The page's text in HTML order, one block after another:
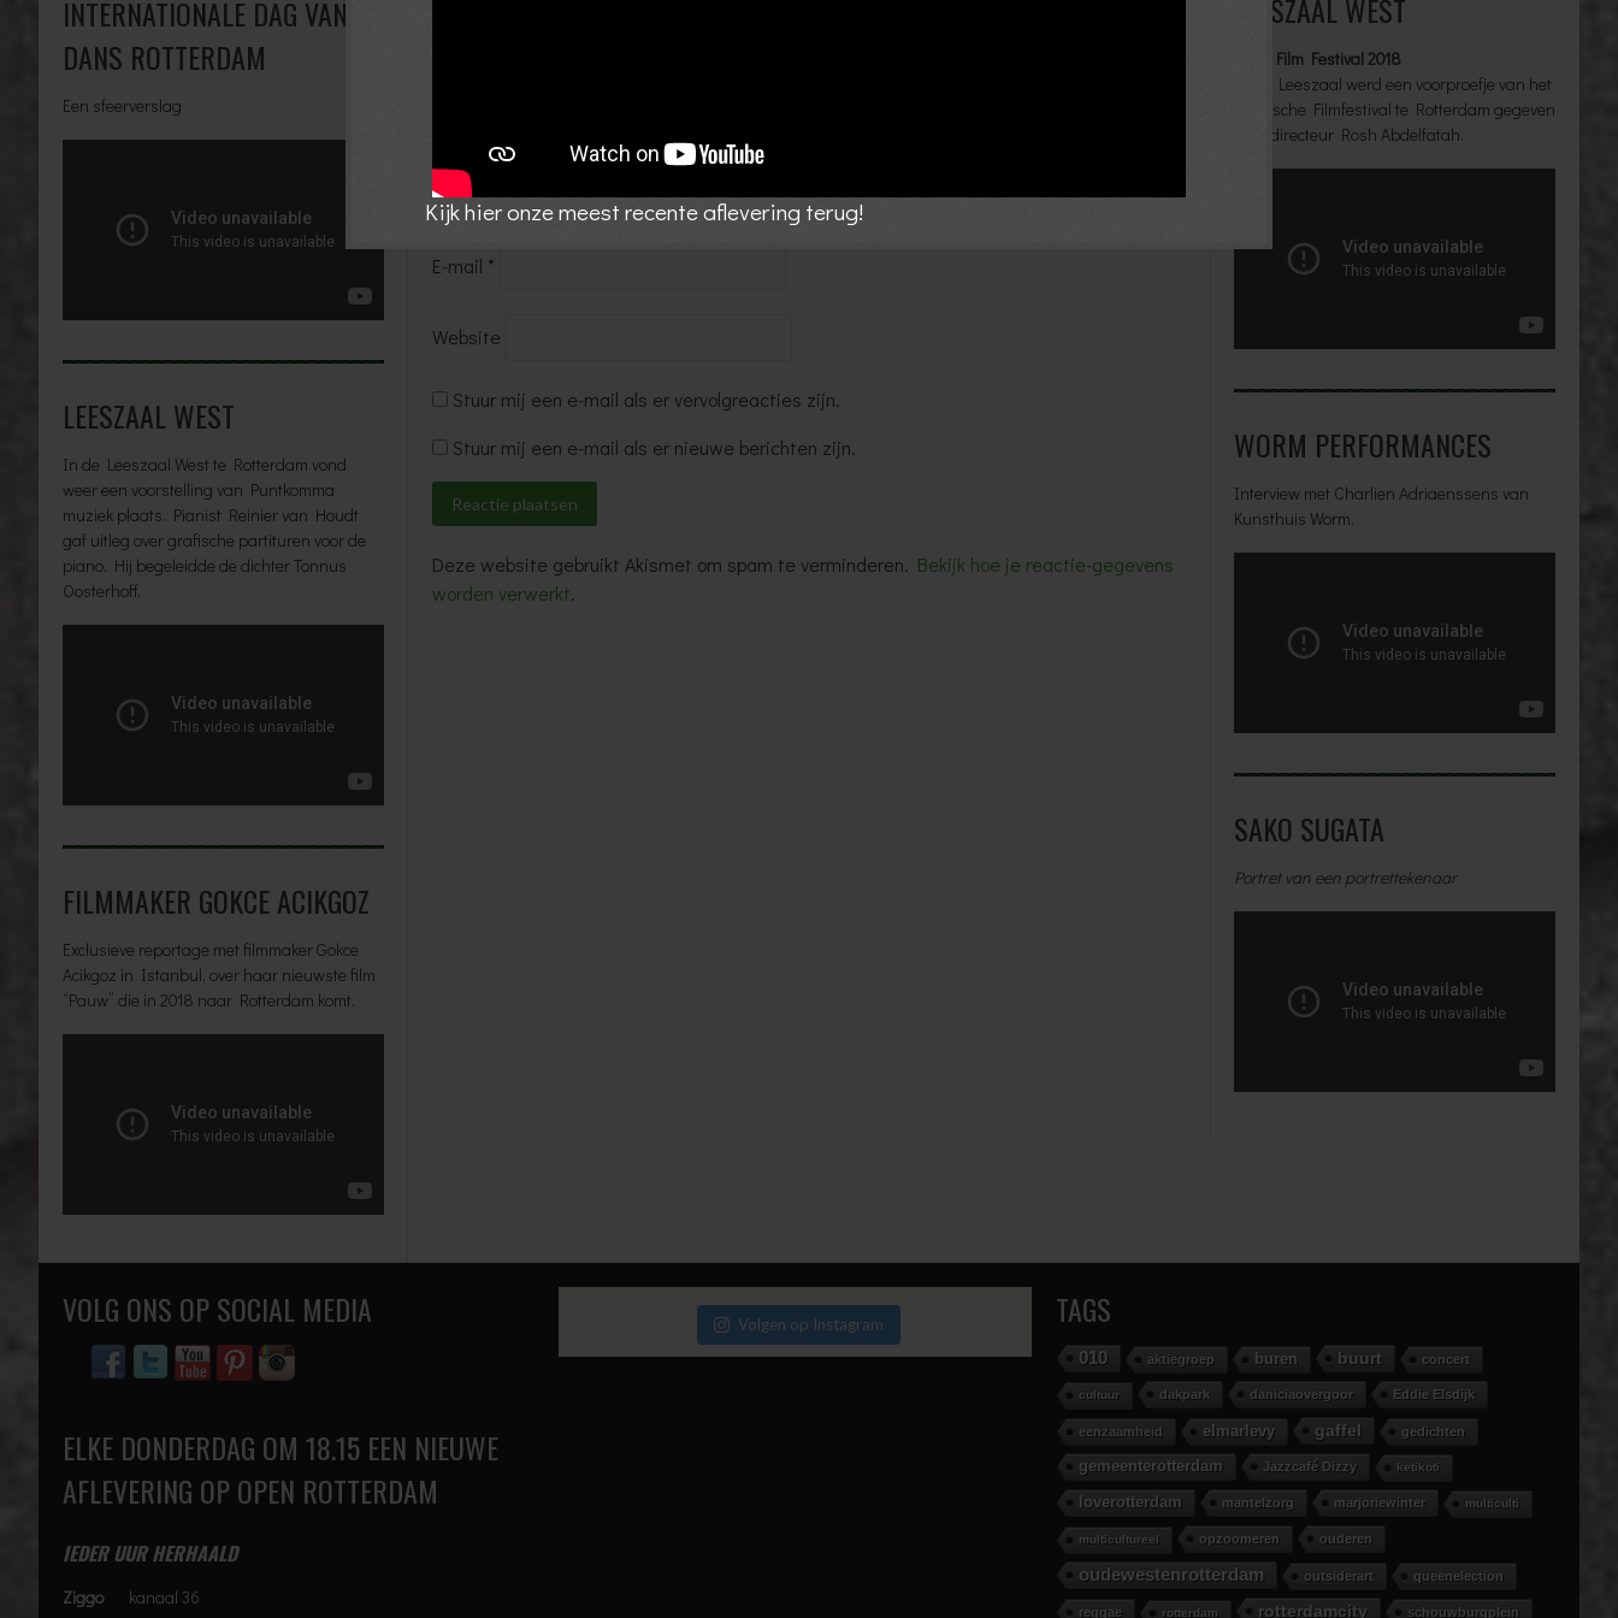
Kijk hier onze meest recente aflevering terug!
Naam*
E-mail *
Website
Stuur mij een e-mail als er vervolgreacties zijn.
Stuur mij een e-mail als er nieuwe berichten zijn.
Deze website gebruikt Akismet om spam te verminderen. Bekijk hoe je reactie-gegevens
worden verwerkt.
INTERNATIONALE DAG VAN DE
DANS ROTTERDAM
Een sfeerverslag
LEESZAAL WEST
In de Leeszaal West te Rotterdam vond
weer een voorstelling van Puntkomma
muziek plaats. Pianist Reinier van Houdt
gaf uitleg over grafische partituren voor de
piano. Hij begeleidde de dichter Tonnus
Oosterhoff.
FILMMAKER GOKCE ACIKGOZ
Exclusieve reportage met filmmaker Gokce
Acikgoz in Istanbul, over haar nieuwste film
“Pauw” die in 2018 naar Rotterdam komt.
LEESZAAL WEST
Arab Film Festival 2018
In de Leeszaal werd een voorproefje van het
Arabische Filmfestival te Rotterdam gegeven
door directeur Rosh Abdelfatah.
WORM PERFORMANCES
Interview met Charlien Adriaenssens van
Kunsthuis Worm.
SAKO SUGATA
Portret van een portrettekenaar
VOLG ONS OP SOCIAL MEDIA
ELKE DONDERDAG OM 18.15 EEN NIEUWE
AFLEVERING OP OPEN ROTTERDAM
IEDER UUR HERHAALD
Ziggokanaal 36
Volgen op Instagram TAGS
010 aktiegroep buren buurt concert
cultuur dakpark daniciaovergoor Eddie Elsdijk
eenzaamheid elmarlevy gaffel gedichten
gemeenterotterdam Jazzcafé Dizzy ketikoti
loverotterdam mantelzorg marjoriewinter multiculti
multicultureel opzoomeren ouderen
oudewestenrotterdam outsiderart queenelection
reggae rotterdam rotterdamcity schouwburgplein